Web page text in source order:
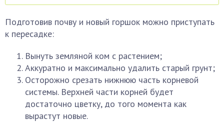
Подготовив почву и новый горшок можно приступать
к пересадке:
Вынуть земляной ком с растением;
Аккуратно и максимально удалить старый грунт;
Осторожно срезать нижнюю часть корневой
системы. Верхней части корней будет
достаточно цветку, до того момента как
вырастут новые.